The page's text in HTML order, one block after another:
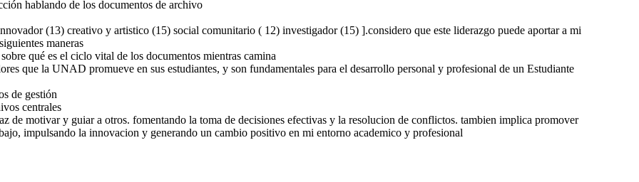
centrales
de
y la
de
positivo
y
hablando de los documentos de archivo
(13) creativo y artistico (15) social comunitario ( 12) investigador (15) ].considero que este liderazgo puede aportar a mi
maneras
qué es el ciclo vital de los documentos mientras camina
que la UNAD promueve en sus estudiantes, y son fundamentales para el desarrollo personal y profesional de un Estudiante
de gestión
centrales
de motivar y guiar a otros. fomentando la toma de decisiones efectivas y la resolucion de conflictos. tambien implica promover
impulsando la innovacion y generando un cambio positivo en mi entorno academico y profesional